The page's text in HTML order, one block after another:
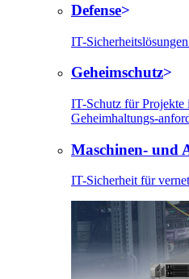
Defense
IT-
Geheimschutz
IT-Schutz für Projekte
Geheimhaltungs-
Maschinen- und
IT-Sicherheit für